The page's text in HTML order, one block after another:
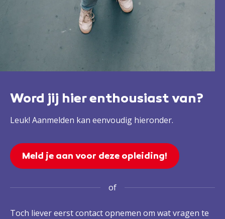
Word jij hier enthousiast van?
Leuk! Aanmelden kan eenvoudig hieronder.
Meld je aan voor deze opleiding!
of
Toch liever eerst contact opnemen om wat vragen te